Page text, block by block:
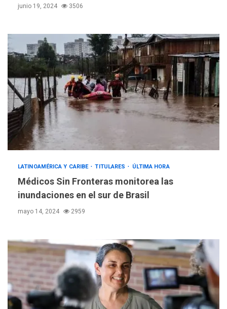
junio 19, 2024 3506
LATINOAMÉRICA Y CARIBE TITULARES ÚLTIMA HORA
Médicos Sin Fronteras monitorea las
inundaciones en el sur de Brasil
mayo 14, 2024 2959